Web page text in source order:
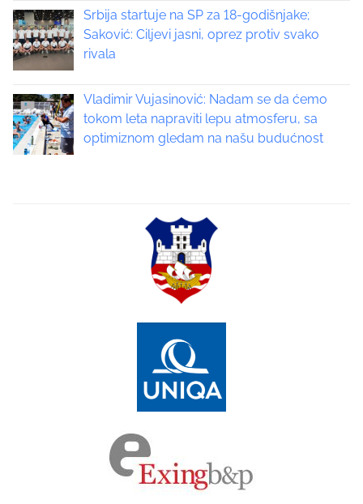
i
g
a
t
i
Srbija startuje na SP za 18-godišnjake;
Saković: Ciljevi jasni, oprez protiv svako
rivala
Vladimir Vujasinović: Nadam se da ćemo
tokom leta napraviti lepu atmosferu, sa
optimiznom gledam na našu budućnost